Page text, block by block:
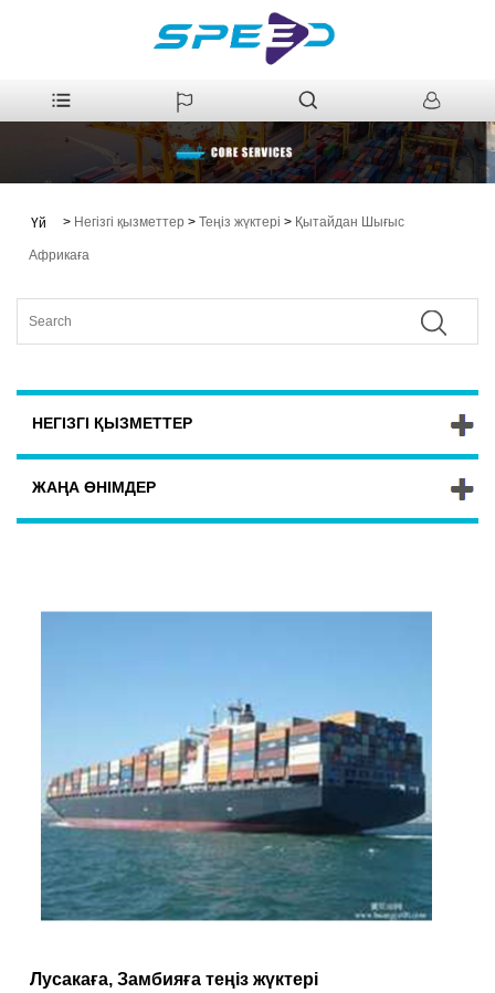
Үй > Негізгі қызметтер > Теңіз жүктері > Қытайдан Шығыс
Африкаға
НЕГІЗГІ ҚЫЗМЕТТЕР
ЖАҢА ӨНІМДЕР
Лусакаға, Замбияға теңіз жүктері